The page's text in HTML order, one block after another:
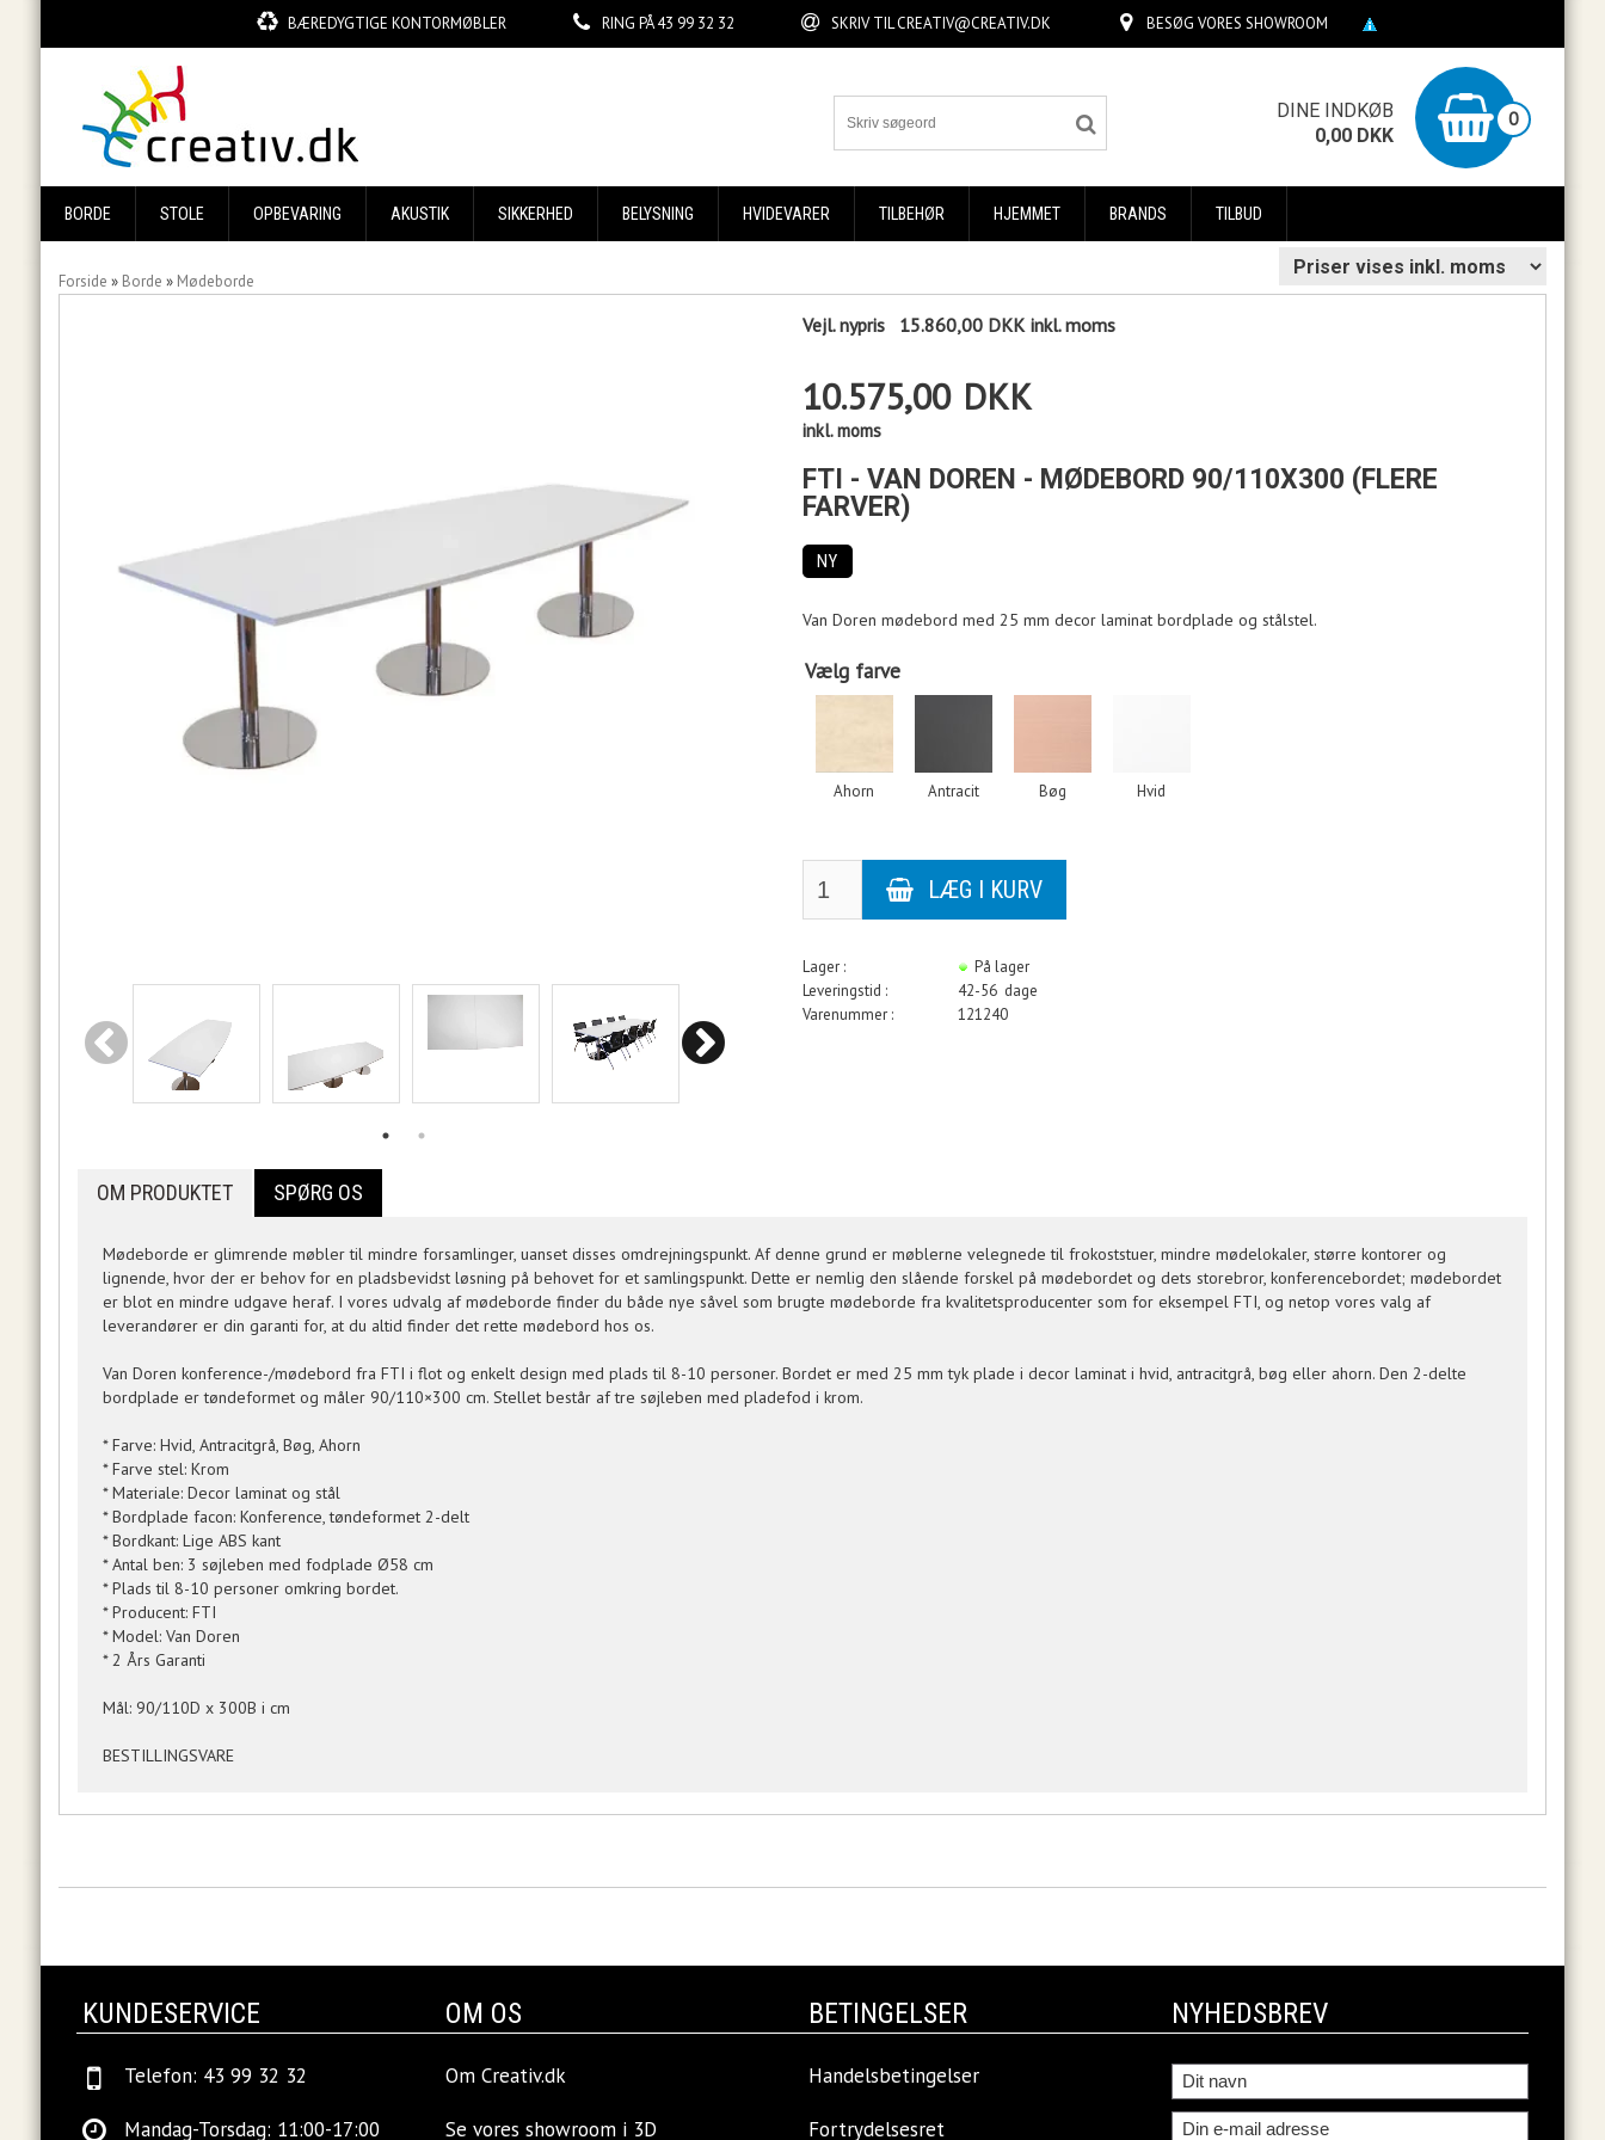
BÆREDYGTIGE KONTORMØBLER RING PÅ43 99 32 32 SKRIV TILCREATIV@CREATIV.DK BESØG VORES SHOWROOM
DINE INDKØB 0
0,00 DKK
BORDE STOLE OPBEVARING AKUSTIK SIKKERHED BELYSNING HVIDEVARER TILBEHØR HJEMMET BRANDS TILBUD
Forside » Borde » Mødeborde
Vejl. nypris 15.860,00 DKK inkl. moms
10.575,00 DKK
inkl. moms
FTI - VAN DOREN - MØDEBORD 90/110X300 (FLERE
FARVER)
NY
Van Doren mødebord med 25 mm decor laminat bordplade og stålstel.
Vælg farve
Ahorn Antracit Bøg Hvid
Lager :
På lager
Leveringstid :
42-56 dage
Varenummer :
121240
OM PRODUKTET SPØRG OS
Mødeborde er glimrende møbler til mindre forsamlinger, uanset disses omdrejningspunkt. Af denne grund er møblerne velegnede til frokoststuer, mindre mødelokaler, større kontorer og
lignende, hvor der er behov for en pladsbevidst løsning på behovet for et samlingspunkt. Dette er nemlig den slående forskel på mødebordet og dets storebror, konferencebordet; mødebordet
er blot en mindre udgave heraf. I vores udvalg af mødeborde finder du både nye såvel som brugte mødeborde fra kvalitetsproducenter som for eksempel FTI, og netop vores valg af
leverandører er din garanti for, at du altid finder det rette mødebord hos os.
Van Doren konference-/mødebord fra FTI i flot og enkelt design med plads til 8-10 personer. Bordet er med 25 mm tyk plade i decor laminat i hvid, antracitgrå, bøg eller ahorn. Den 2-delte
bordplade er tøndeformet og måler 90/110×300 cm. Stellet består af tre søjleben med pladefod i krom.
* Farve: Hvid, Antracitgrå, Bøg, Ahorn
* Farve stel: Krom
* Materiale: Decor laminat og stål
* Bordplade facon: Konference, tøndeformet 2-delt
* Bordkant: Lige ABS kant
* Antal ben: 3 søjleben med fodplade Ø58 cm
* Plads til 8-10 personer omkring bordet.
* Producent: FTI
* Model: Van Doren
* 2 Års Garanti
Mål: 90/110D x 300B i cm
BESTILLINGSVARE
KUNDESERVICE
Telefon: 43 99 32 32
Mandag-Torsdag: 11:00-17:00
OM OS
Om Creativ.dk
Se vores showroom i 3D
BETINGELSER
Handelsbetingelser
Fortrydelsesret
NYHEDSBREV